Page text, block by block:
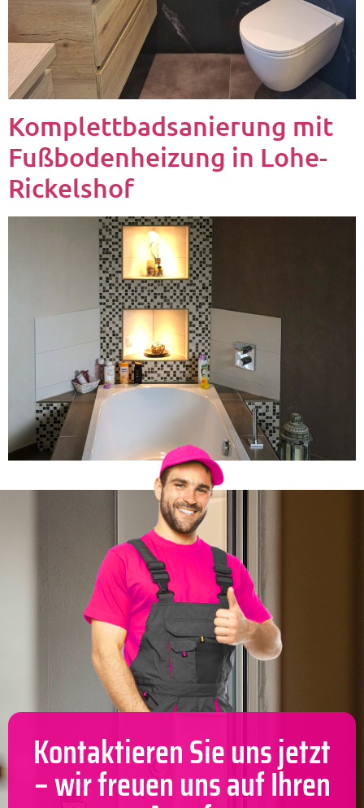
Komplettbadsanierung mit
Fußbodenheizung in Lohe-
Rickelshof
Kontaktieren Sie uns jetzt
– wir freuen uns auf Ihren